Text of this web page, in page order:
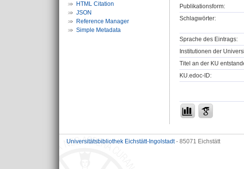
HTML Citation
JSON
Reference Manager
Simple Metadata
Publikationsform:
Schlagwörter:
Sprache des Eintrags:
Institutionen der
Titel an der KU
KU.edoc-ID:
Universitätsbibliothek Eichstätt-Ingolstadt- 85071 Eichstätt